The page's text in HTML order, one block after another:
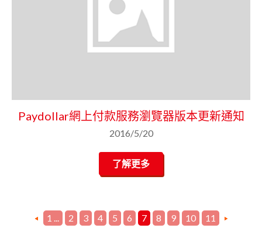
Paydollar網上付款服務瀏覽器版本更新通知
2016/5/20
了解更多
1 ... 2 3 4 5 6 7 8 9 10 11